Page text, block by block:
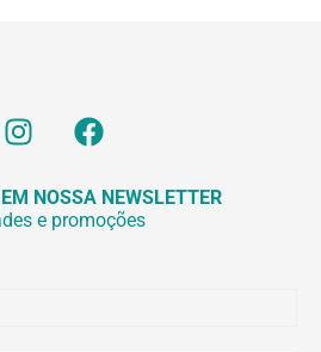
NOSSA NEWSLETTER
e promoções